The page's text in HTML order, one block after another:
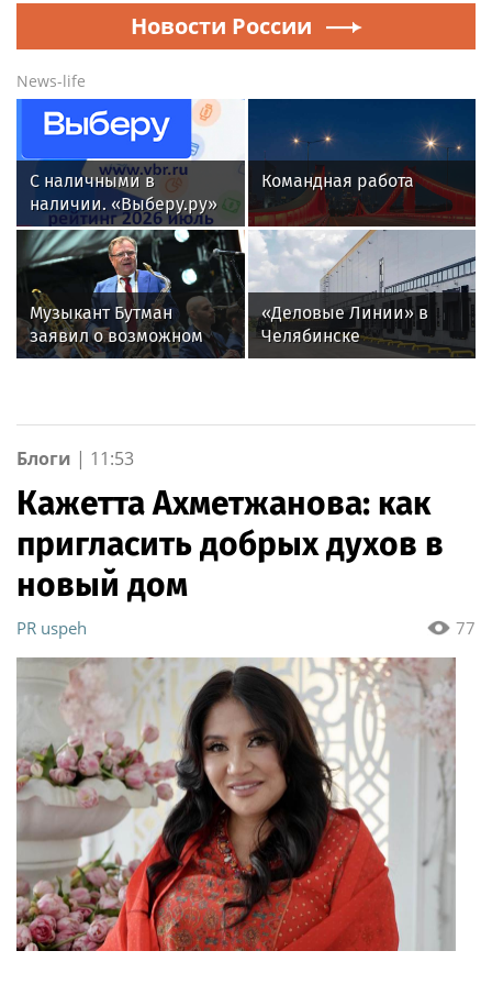
Новости России
News-life
С наличными в
наличии. «Выберу.ру»
составил рейтинг
кредитных карт для
снятия денег за июль
2026 года
Командная работа
Музыкант Бутман
заявил о возможном
появлении первого в
«Деловые Линии» в
Челябинске
переезжают на новый
Блоги | 11:53
Кажетта Ахметжанова: как
пригласить добрых духов в
новый дом
77
PR uspeh